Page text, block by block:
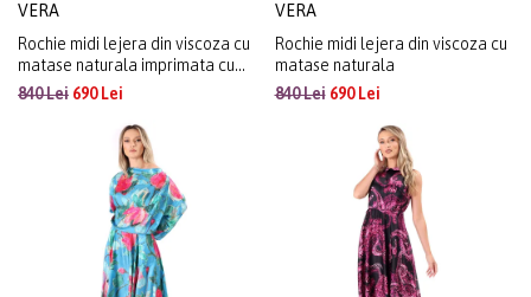
VERA
Rochie midi lejera din viscoza cu
matase naturala imprimata cu
motive florale
840 Lei 690 Lei
VERA
Rochie midi lejera din viscoza cu
matase naturala
840 Lei690 Lei